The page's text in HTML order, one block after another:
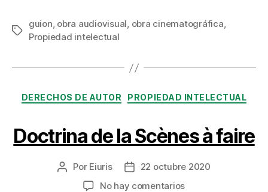
Etiquetas
guion, obra audiovisual, obra cinematográfica,
Propiedad intelectual
Categorías
DERECHOS DE AUTOR PROPIEDAD INTELECTUAL
Doctrina de la Scènes à faire
Autor
Por Eiuris
Fecha22 octubre 2020
No hay comentariosen